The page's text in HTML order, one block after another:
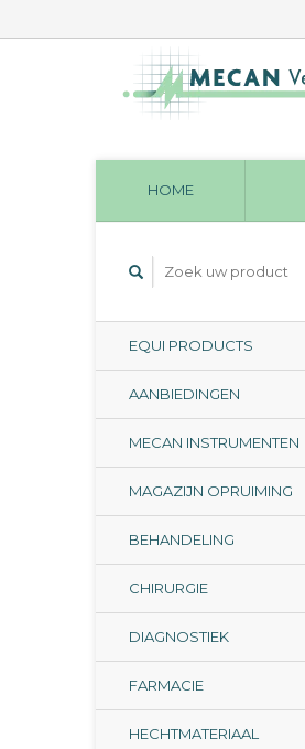
HOME
EQUI PRODUCTS
AANBIEDINGEN
MECAN INSTRUMENTEN
MAGAZIJN OPRUIMING
BEHANDELING
CHIRURGIE
DIAGNOSTIEK
FARMACIE
HECHTMATERIAAL